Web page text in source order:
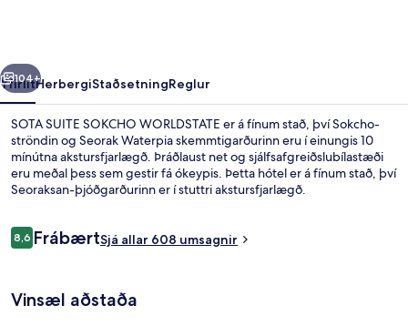
Næsta
104+
YfirlitHerbergiStaðsetningReglur
SOTA SUITE SOKCHO WORLDSTATE er á fínum stað, því Sokcho-
ströndin og Seorak Waterpia skemmtigarðurinn eru í einungis 10
mínútna akstursfjarlægð. Þráðlaust net og sjálfsafgreiðslubílastæði
eru meðal þess sem gestir fá ókeypis. Þetta hótel er á fínum stað, því
Seoraksan-þjóðgarðurinn er í stuttri akstursfjarlægð.
Umsagnir
8,68,6 af 10
FrábærtSjá allar 608 umsagnir
Vinsæl aðstaða